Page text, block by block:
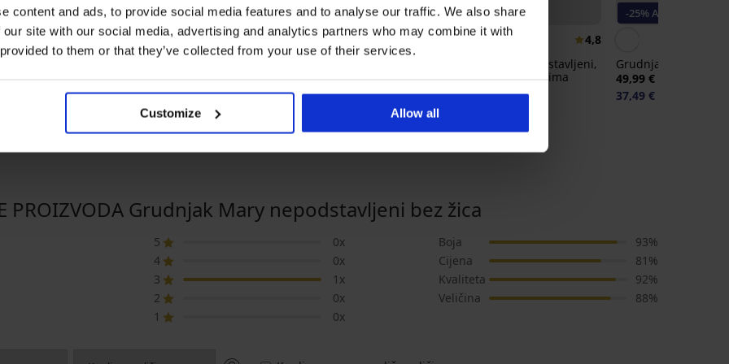
content and ads, to provide social media features and to analyse our traffic. We also share
site with our social media, advertising and analytics partners who may combine it with
to them or that they’ve collected from your use of their services.
Customize Allow all
4,9
-25% ALL25
4,5
nepodstavljen
49,99 €
kod: ALL25
-25% ALL25
5
nepodstavljeni za
smanjivanje
36,99 €
-25% ALL25
4,8
Grudnjak Katia podstavljeni,
s odvojivim jastučićima
55,99 €
-25% ALL25
Grudnjak Lara
49,99 €
37,49 €
PROIZVODA Grudnjak Mary nepodstavljeni bez žica
5
0x
4
0x
3
1x
2
0x
1
0x
Boja
93%
Cijena
81%
Kvaliteta
92%
Veličina
88%